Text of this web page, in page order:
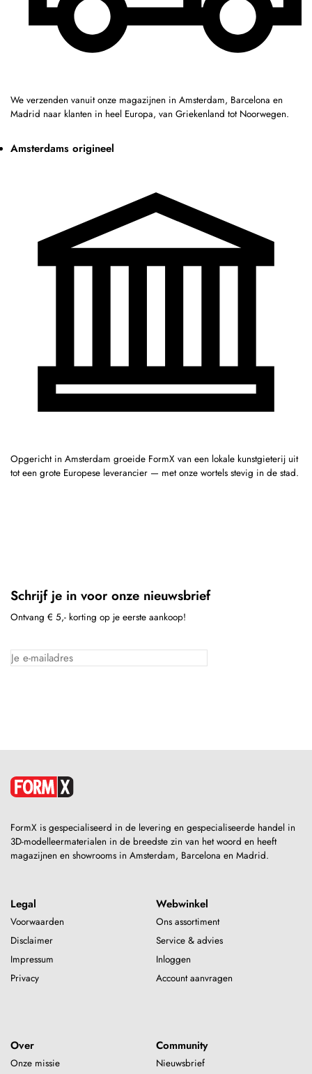
We verzenden vanuit onze magazijnen in Amsterdam, Barcelona en
Madrid naar klanten in heel Europa, van Griekenland tot Noorwegen.
Amsterdams origineel
Opgericht in Amsterdam groeide FormX van een lokale kunstgieterij uit
tot een grote Europese leverancier — met onze wortels stevig in de stad.
Schrijf je in voor onze nieuwsbrief
Ontvang € 5,- korting op je eerste aankoop!
FormX is gespecialiseerd in de levering en gespecialiseerde handel in
3D-modelleermaterialen in de breedste zin van het woord en heeft
magazijnen en showrooms in Amsterdam, Barcelona en Madrid.
Legal
Voorwaarden
Disclaimer
Impressum
Privacy
Webwinkel
Ons assortiment
Service & advies
Inloggen
Account aanvragen
Over
Onze missie
Community
Nieuwsbrief